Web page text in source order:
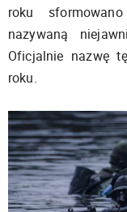
roku
nazywaną
Oficjalnie nazwę
roku.